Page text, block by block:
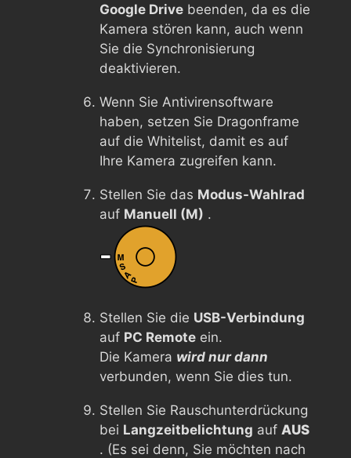
Google Drive beenden, da es die
Kamera stören kann, auch wenn
Sie die Synchronisierung
deaktivieren.
Wenn Sie Antivirensoftware
haben, setzen Sie Dragonframe
auf die Whitelist, damit es auf
Ihre Kamera zugreifen kann.
Stellen Sie das Modus-Wahlrad
auf Manuell (M) .
Stellen Sie die USB-Verbindung
auf PC Remote ein.
Die Kamera wird nur dann
verbunden, wenn Sie dies tun.
Stellen Sie Rauschunterdrückung
bei Langzeitbelichtung auf AUS
. (Es sei denn, Sie möchten nach